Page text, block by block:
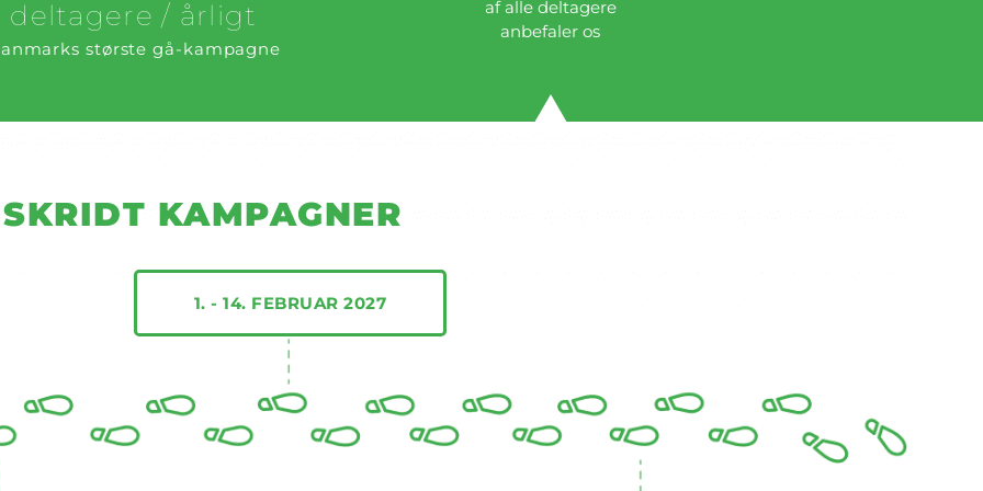
deltagere / årligt
største gå-kampagne
af alle deltagere
anbefaler os
"SOCIALT", "MOTIVERENDE"
"PASSER TIL ALLE".
KAMPAGNER
1. - 14. FEBRUAR 2027